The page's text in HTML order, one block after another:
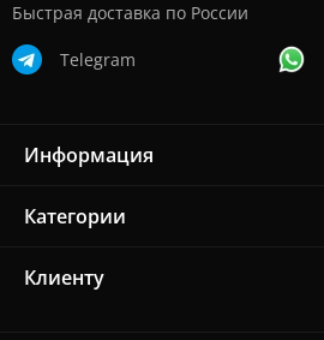
Быстрая доставка по России
Telegram
Информация
Категории
Клиенту